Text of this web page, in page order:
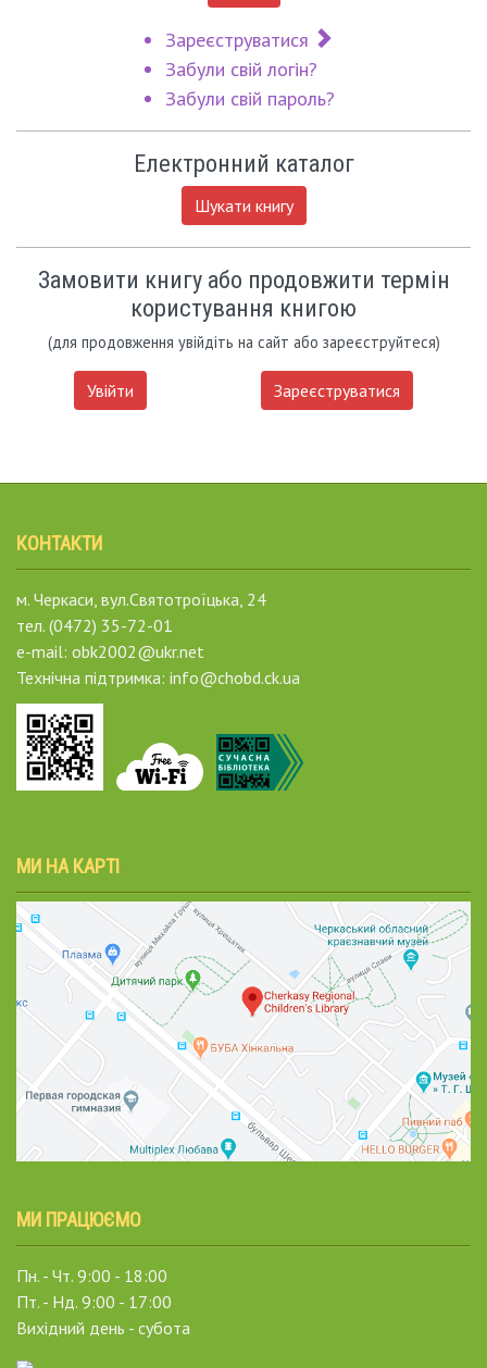
Зареєструватися
Забули свій логін?
Забули свій пароль?
Електронний каталог
Шукати книгу
Замовити книгу або продовжити термін
користування книгою
(для продовження увійдіть на сайт або зареєструйтеся)
Увійти Зареєструватися
КОНТАКТИ
м. Черкаси, вул.Святотроїцька, 24
тел. (0472) 35-72-01
e-mail: obk2002@ukr.net
Технічна підтримка: info@chobd.ck.ua
МИ НА КАРТІ
МИ ПРАЦЮЄМО
Пн. - Чт. 9:00 - 18:00
Пт. - Нд. 9:00 - 17:00
Вихідний день - субота